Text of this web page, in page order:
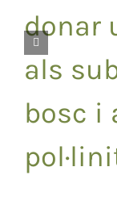
donar
als
bosc i